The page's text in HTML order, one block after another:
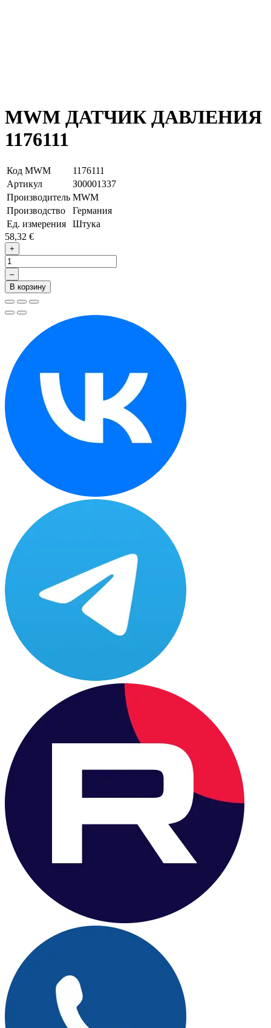
MWM ДАТЧИК ДАВЛЕНИЯ
1176111
Код MWM
1176111
Артикул
З00001337
Производитель MWM
Производство
Германия
Ед. измерения
Штука
58,32 €
+
–
В корзину